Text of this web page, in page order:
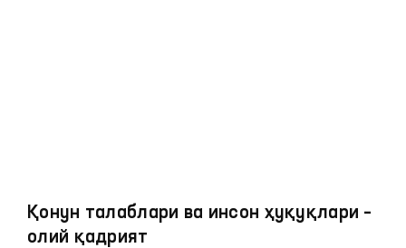
Қонун талаблари ва инсон ҳуқуқлари –
олий қадрият